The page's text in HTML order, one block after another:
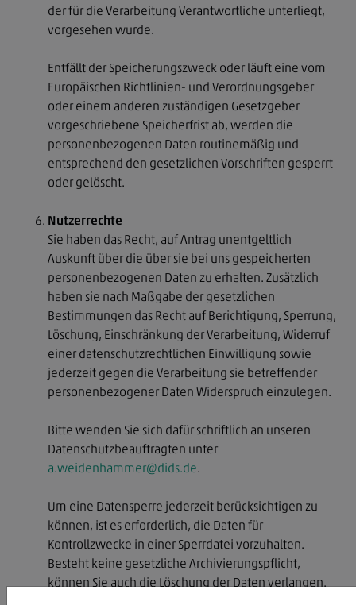
der für die Verarbeitung Verantwortliche unterliegt,
vorgesehen wurde.
Entfällt der Speicherungszweck oder läuft eine vom
Europäischen Richtlinien- und Verordnungsgeber
oder einem anderen zuständigen Gesetzgeber
vorgeschriebene Speicherfrist ab, werden die
personenbezogenen Daten routinemäßig und
entsprechend den gesetzlichen Vorschriften gesperrt
oder gelöscht.
Nutzerrechte
Sie haben das Recht, auf Antrag unentgeltlich
Auskunft über die über sie bei uns gespeicherten
personenbezogenen Daten zu erhalten. Zusätzlich
haben sie nach Maßgabe der gesetzlichen
Bestimmungen das Recht auf Berichtigung, Sperrung,
Löschung, Einschränkung der Verarbeitung, Widerruf
einer datenschutzrechtlichen Einwilligung sowie
jederzeit gegen die Verarbeitung sie betreffender
personenbezogener Daten Widerspruch einzulegen.
Bitte wenden Sie sich dafür schriftlich an unseren
Datenschutzbeauftragten unter
a.weidenhammer@dids.de.
Um eine Datensperre jederzeit berücksichtigen zu
können, ist es erforderlich, die Daten für
Kontrollzwecke in einer Sperrdatei vorzuhalten.
Besteht keine gesetzliche Archivierungspflicht,
können Sie auch die Löschung der Daten verlangen.